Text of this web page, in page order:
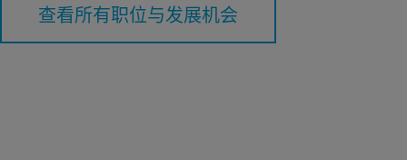
查看所有职位与发展机会